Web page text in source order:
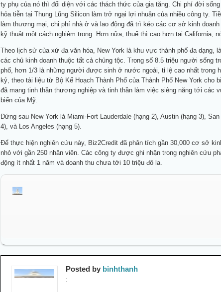
ty phụ của nó thì đối diện với các thách thức của gia tăng. Chi phí đời
hỏa tiễn tại Thung Lũng Silicon làm trở ngại lợi nhuận của nhiều công ty.
làm thương mại, chi phí nhà ở và lao động đã trì kéo các cơ sở kinh doanh
kỹ thuật một cách nghiêm trọng. Hơn nữa, thuế thì cao hơn tại California,
Theo lịch sử của xứ đa văn hóa, New York là khu vực thành phố đa dạng,
các chủ kinh doanh thuộc tất cả chủng tộc. Trong số 8.5 triệu người sống
phố, hơn 1/3 là những người được sinh ở nước ngoài, tỉ lệ cao nhất trong
kỷ, theo tài liệu từ Bộ Kế Hoạch Thành Phố của Thành Phố New York cho
đã mang tinh thần thương nghiệp và tinh thần làm việc siêng năng tới các
biển của Mỹ.
Đứng sau New York là Miami-Fort Lauderdale (hạng 2), Austin (hạng 3),
4), và Los Angeles (hạng 5).
Để thực hiện nghiên cứu này, Biz2Credit đã phân tích gần 30,000 cơ sở
nhỏ với gần 250 nhân viên. Các công ty được ghi nhận trong nghiên cứu
động ít nhất 1 năm và doanh thu chưa tới 10 triệu đô la.
Posted by binhthanh
: